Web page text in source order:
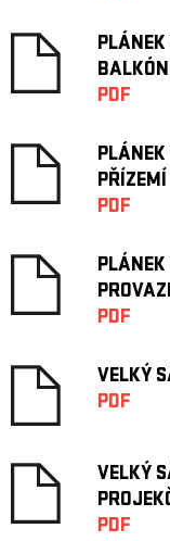
BALKÓN
PDF
PŘÍZEMÍ
PDF
PDF
VELKÝ
PDF
VELKÝ
PDF